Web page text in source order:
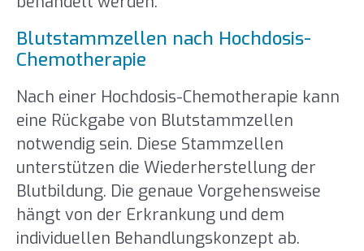
Blutstammzellen nach Hochdosis-
Chemotherapie
Nach einer Hochdosis-Chemotherapie kann
eine Rückgabe von Blutstammzellen
notwendig sein. Diese Stammzellen
unterstützen die Wiederherstellung der
Blutbildung. Die genaue Vorgehensweise
hängt von der Erkrankung und dem
individuellen Behandlungskonzept ab.